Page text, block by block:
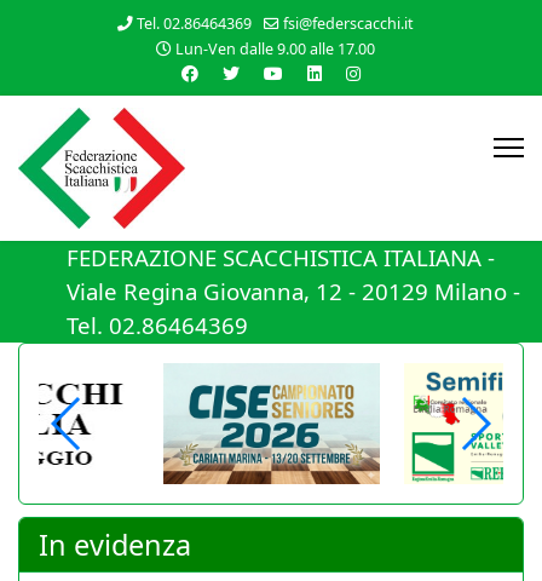
Tel. 02.86464369
fsi@federscacchi.it
Lun-Ven dalle 9.00 alle 17.00
FEDERAZIONE SCACCHISTICA ITALIANA -
Viale Regina Giovanna, 12 - 20129 Milano -
Tel. 02.86464369
In evidenza